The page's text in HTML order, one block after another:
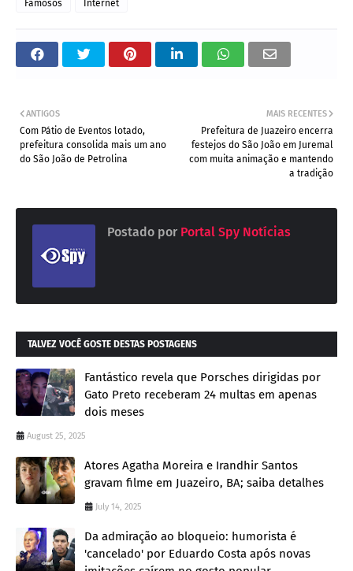
Famosos Internet
MAIS RECENTES
Prefeitura de Juazeiro encerra
festejos do São João em Juremal
com muita animação e mantendo
a tradição
ANTIGOS
Com Pátio de Eventos lotado,
prefeitura consolida mais um ano
do São João de Petrolina
Postado por Portal Spy Notícias
TALVEZ VOCÊ GOSTE DESTAS POSTAGENS
Fantástico revela que Porsches dirigidas por
Gato Preto receberam 24 multas em apenas
dois meses
August 25, 2025
Atores Agatha Moreira e Irandhir Santos
gravam filme em Juazeiro, BA; saiba detalhes
July 14, 2025
Da admiração ao bloqueio: humorista é
'cancelado' por Eduardo Costa após novas